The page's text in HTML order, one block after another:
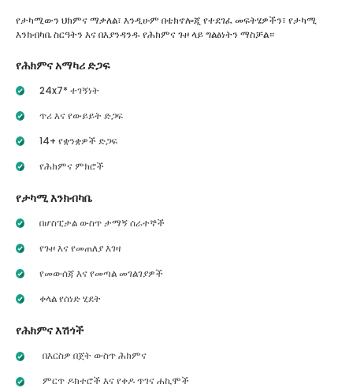
የታካሚውን ህክምና ማቃለል፣ እንዲሁም በቴክኖሎጂ የተደገፈ መፍትሄዎችን፣ የታካሚ
እንክብካቤ ስርዓትን እና በእያንዳንዱ የሕክምና ጉዞ ላይ ግልፅነትን ማስቻል።
የሕክምና አማካሪ ድጋፍ
24x7* ተገኝነት
ጥሪ እና የውይይት ድጋፍ
14+ የቋንቋዎች ድጋፍ
የሕክምና ምክሮች
የታካሚ እንክብካቤ
በሆስፒታል ውስጥ ታማኝ ሰራተኞች
የጉዞ እና የመጠለያ እገዛ
የመውሰጃ እና የመጣል መገልገያዎች
ቀላል የሰነድ ሂደት
የሕክምና እሽጎች
በእርስዎ በጀት ውስጥ ሕክምና
ምርጥ ዶክተሮች እና የቀዶ ጥገና ሐኪሞች